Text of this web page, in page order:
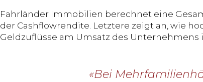
Fahrländer Immobilien berechnet eine
der Cashflowrendite. Letztere zeigt an, wie
Geldzuflüsse am Umsatz des
«Bei